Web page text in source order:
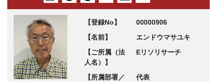
【登録No】
00000906
【名前】
エンドウマサユキ
【ご所属（法
人名）】
Eリソリサーチ
【所属部署／
代表